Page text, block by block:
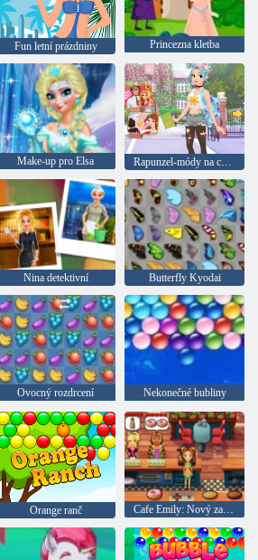
Fun letní prázdniny Princezna kletba
Make-up pro Elsa Rapunzel-módy na cestách
Nina detektivní Butterfly Kyodai
Ovocný rozdrcení Nekonečné bubliny
Orange ranč Cafe Emily: Nový začátek